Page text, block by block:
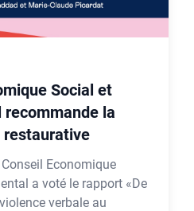
Social et
recommande la
restaurative
Economique
a voté le rapport «De
verbale au